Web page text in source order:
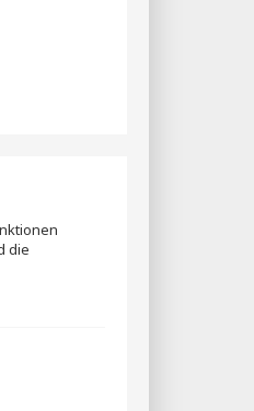
die